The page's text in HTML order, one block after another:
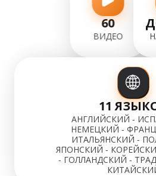
60
ВИДЕО
11
АНГЛИЙСКИЙ -
НЕМЕЦКИЙ -
ИТАЛЬЯНСКИЙ -
ЯПОНСКИЙ -
- ГОЛЛАНДСКИЙ -